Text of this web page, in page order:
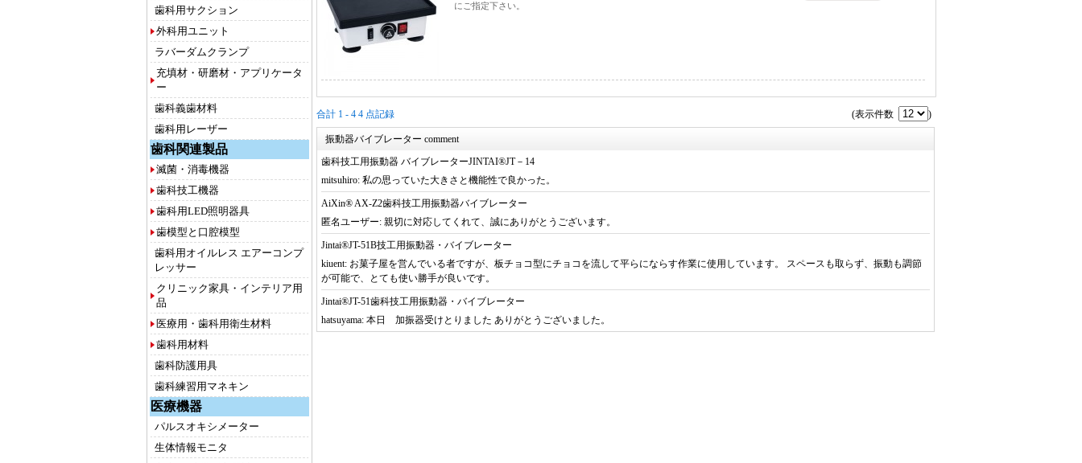
歯科用サクション
外科用ユニット
ラバーダムクランプ
充填材・研磨材・アプリケータ
ー
歯科義歯材料
歯科用レーザー
歯科関連製品
滅菌・消毒機器
歯科技工機器
歯科用LED照明器具
歯模型と口腔模型
歯科用オイルレス エアーコンプ
レッサー
クリニック家具・インテリア用
品
医療用・歯科用衛生材料
歯科用材料
歯科防護用具
歯科練習用マネキン
医療機器
パルスオキシメーター
生体情報モニタ
にご指定下さい。
合計 1 - 4 4 点記録 (表示件数 )
振動器バイブレーター comment
歯科技工用振動器 バイブレーターJINTAI®JT－14
mitsuhiro: 私の思っていた大きさと機能性で良かった。
AiXin® AX-Z2歯科技工用振動器バイブレーター
匿名ユーザー: 親切に対応してくれて、誠にありがとうございます。
Jintai®JT-51B技工用振動器・バイブレーター
kiuent: お菓子屋を営んでいる者ですが、板チョコ型にチョコを流して平らにならす作業に使用しています。 スペースも取らず、振動も調節
が可能で、とても使い勝手が良いです。
Jintai®JT-51歯科技工用振動器・バイブレーター
hatsuyama: 本日 加振器受けとりました ありがとうございました。